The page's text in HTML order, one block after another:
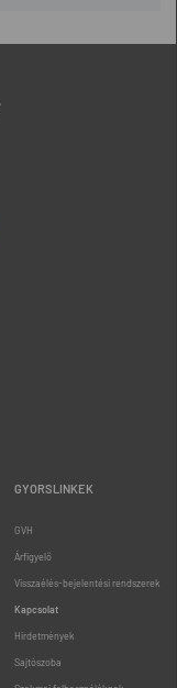
GYORSLINKEK
GVH
Árfigyelő
Visszaélés-bejelentési rendszerek
Kapcsolat
Hirdetmények
Sajtószoba